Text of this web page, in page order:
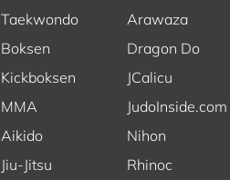
Taekwondo
Boksen
Kickboksen
MMA
Aikido
Jiu-Jitsu
Arawaza
Dragon Do
JCalicu
JudoInside.com
Nihon
Rhinoc